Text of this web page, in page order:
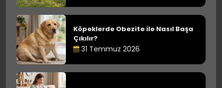
Köpeklerde Obezite ile Nasıl Başa
Çıkılır?
31 Temmuz 2026